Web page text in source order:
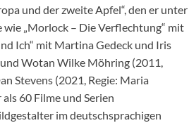
und der zweite Apfel“, den er unter
wie „Morlock – Die Verflechtung“ mit
Ich“ mit Martina Gedeck und Iris
und Wotan Wilke Möhring (2011,
Stevens (2021, Regie: Maria
60 Filme und Serien
im deutschsprachigen